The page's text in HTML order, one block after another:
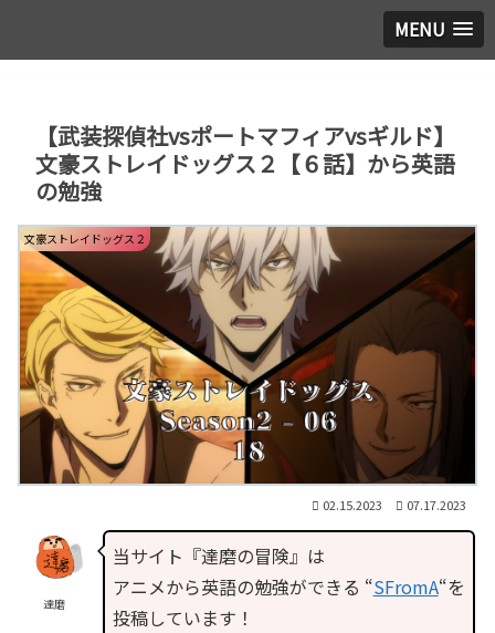
MENU
【武装探偵社vsポートマフィアvsギルド】
文豪ストレイドッグス２【６話】から英語
の勉強
文豪ストレイドッグス２
02.15.2023 07.17.2023
達磨
当サイト『達磨の冒険』は
アニメから英語の勉強ができる “SFromA“を
投稿しています！